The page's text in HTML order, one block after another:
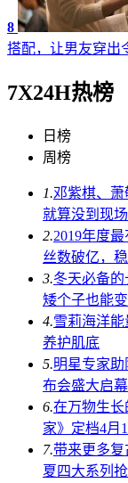
8
搭配，让男友穿出
7X24H热榜
日榜
周榜
1.邓紫棋、萧
就算没到现
2.2019年度
丝数破亿，
3.冬天必备的
矮个子也能
4.雪莉海洋
养护肌底
5.明星专家
布会盛大启幕
6.在万物生
家》定档4月
7.带来更多复
夏四大系列